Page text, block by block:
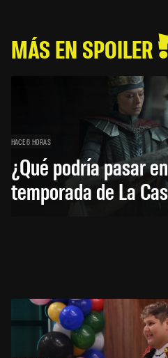
MÁS EN SPOILER
HACE 6 HORAS
¿Qué podría pasar
temporada de La